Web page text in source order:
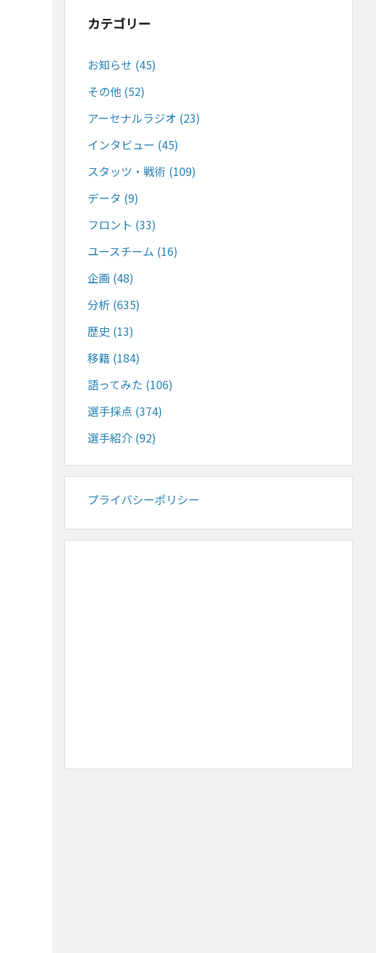
カテゴリー
お知らせ (45)
その他 (52)
アーセナルラジオ (23)
インタビュー (45)
スタッツ・戦術 (109)
データ (9)
フロント (33)
ユースチーム (16)
企画 (48)
分析 (635)
歴史 (13)
移籍 (184)
語ってみた (106)
選手採点 (374)
選手紹介 (92)
プライバシーポリシー